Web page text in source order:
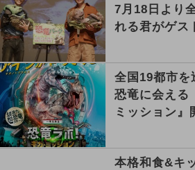
7月18日より
れる君がゲス
全国19都市を
恐竜に会える
ミッション』
本格和食&キ